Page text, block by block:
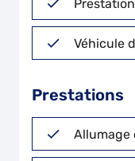
Véhicule
Prestations
Allumage